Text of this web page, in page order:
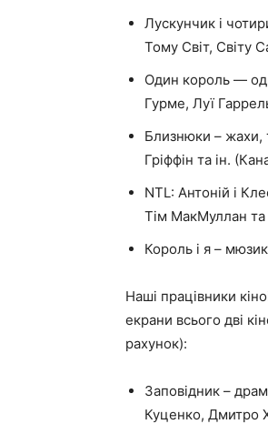
Лускунчик і
Тому Світ, Світу
Один король —
Гурме, Луї
Близнюки – жахи,
Гріффін та ін.
NTL: Антоній і
Тім МакМуллан та
Король і я –
Наші працівники
екрани всього дві
рахунок):
Заповідник –
Куценко, Дмитро